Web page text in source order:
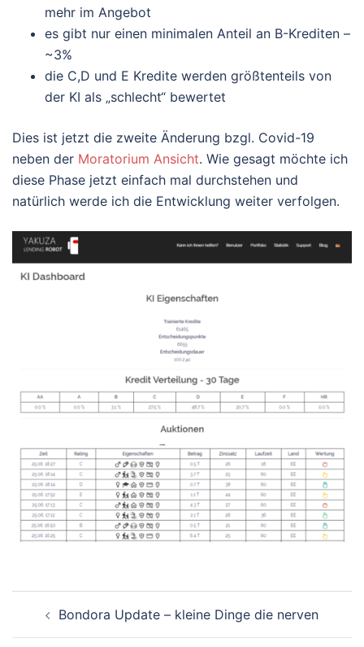
mehr im Angebot
es gibt nur einen minimalen Anteil an B-Krediten –
~3%
die C,D und E Kredite werden größtenteils von
der KI als „schlecht“ bewertet
Dies ist jetzt die zweite Änderung bzgl. Covid-19
neben der Moratorium Ansicht. Wie gesagt möchte ich
diese Phase jetzt einfach mal durchstehen und
natürlich werde ich die Entwicklung weiter verfolgen.
Bondora Update – kleine Dinge die nerven